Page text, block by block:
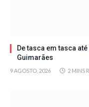
De tasca em tasca
Guimarães
9 AGOSTO, 2026 2 MINS